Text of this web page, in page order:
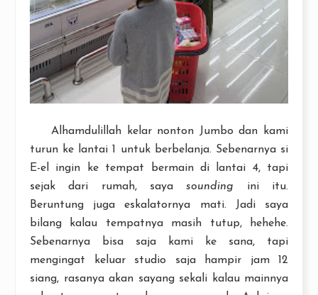
Alhamdulillah kelar nonton Jumbo dan kami
turun ke lantai 1 untuk berbelanja. Sebenarnya si
E-el ingin ke tempat bermain di lantai 4, tapi
sejak dari rumah, sayasounding ini itu.
Beruntung juga eskalatornya mati. Jadi saya
bilang kalau tempatnya masih tutup, hehehe.
Sebenarnya bisa saja kami ke sana, tapi
mengingat keluar studio saja hampir jam 12
siang, rasanya akan sayang sekali kalau mainnya